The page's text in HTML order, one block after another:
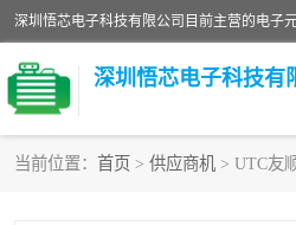
深圳悟芯电子科技有
当前位置： 首页 > 供应商机 > UTC友